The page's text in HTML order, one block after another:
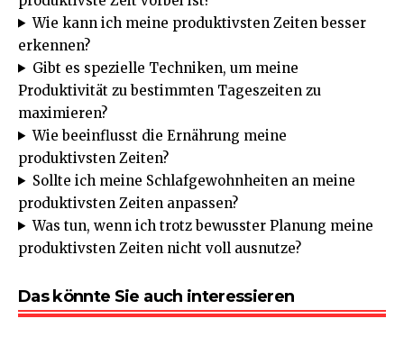
Wie kann ich meine produktivsten Zeiten besser
erkennen?
Gibt es spezielle Techniken, um meine
Produktivität zu bestimmten Tageszeiten zu
maximieren?
Wie beeinflusst die Ernährung meine
produktivsten Zeiten?
Sollte ich meine Schlafgewohnheiten an meine
produktivsten Zeiten anpassen?
Was tun, wenn ich trotz bewusster Planung meine
produktivsten Zeiten nicht voll ausnutze?
Das könnte Sie auch interessieren